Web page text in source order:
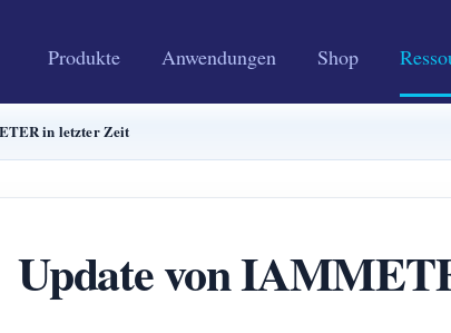
Produkte Anwendungen Shop
in letzter Zeit
Update von